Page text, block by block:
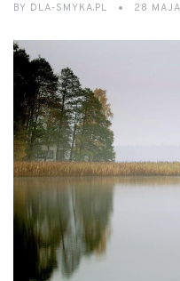
BY DLA-SMYKA.PL 28